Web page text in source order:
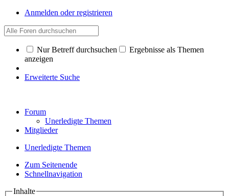
Anmelden oder registrieren
Nur Betreff durchsuchen
Ergebnisse als Themen
anzeigen
Erweiterte Suche
Forum
Unerledigte Themen
Mitglieder
Unerledigte Themen
Zum Seitenende
Schnellnavigation
Inhalte